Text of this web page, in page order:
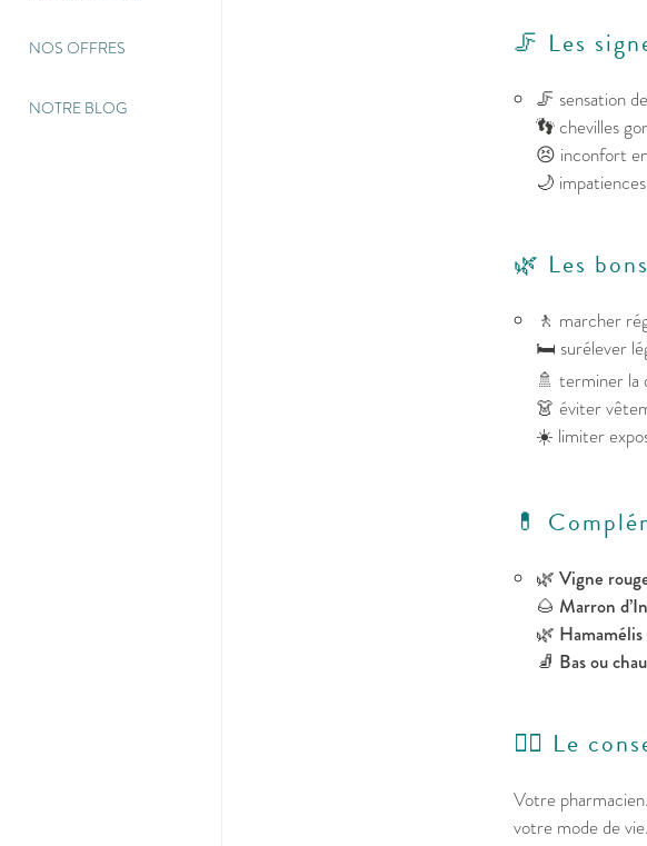
🦵 Les
🦵 sensation
👣 chevilles
😣 inconfort
🌙
🌿 Les
🚶 marcher
🛏️ surélever
🚿 terminer la
👗 éviter
☀️ limiter
💊
🌿 Vigne
🌰 Marron
🌿 Hamamélis
🧦 Bas ou
👩‍⚕️ Le
Votre
votre mode de vie.
NOS OFFRES
NOTRE BLOG